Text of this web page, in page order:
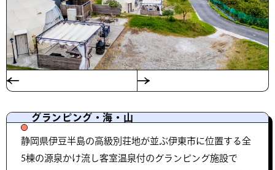
グランピング・海・山
静岡県伊豆半島の高級別荘地が並ぶ伊東市に位置する全
5棟の源泉かけ流し客室温泉付のグランピング施設で